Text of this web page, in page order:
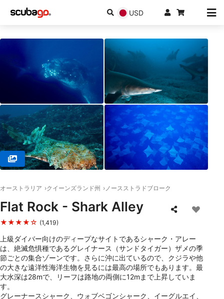
USD
オーストラリア クイーンズランド州 ノースストラドブローク
Flat Rock - Shark Alley
★★★★☆ (1,419)
上級ダイバー向けのディープなサイトであるシャーク・アレー
は、絶滅危惧種であるグレイナース（サンドタイガー）ザメの季
節ごとの集合ゾーンです。さらに沖に出ているので、クジラや他
の大きな遠洋性海洋生物を見るには最高の場所でもあります。最
大水深は28mで、リーフは路地の両側に12mまで上昇していま
す。
グレーナースシャーク、ウォブベゴンシャーク、イーグルエイ、